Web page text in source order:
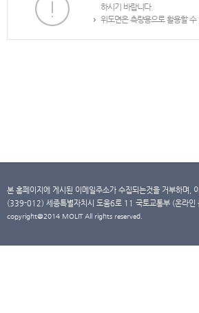
하시기 바랍니다.
위도면은 측량용으로 활용할 수
본 홈페이지에 게시된 이메일주소가 수집되는것을 거부하며,
(339-012) 세종특별자치시 도움6로 11 국토교통부 (온
copyright@2014 MOLIT All rights reserved.